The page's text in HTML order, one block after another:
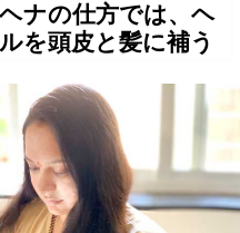
ナの仕方では、ヘ
を頭皮と髪に補う